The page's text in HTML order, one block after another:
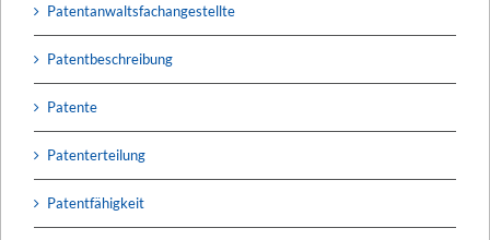
Patentanwaltsfachangestellte
Patentbeschreibung
Patente
Patenterteilung
Patentfähigkeit